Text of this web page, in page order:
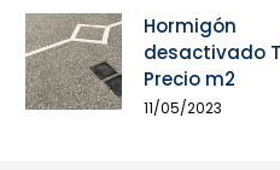
Hormigón
desactivado
Precio m2
11/05/2023